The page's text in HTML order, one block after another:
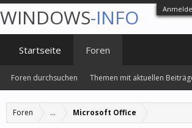
Foren ... Microsoft Office
WINDOWS-INFO
Startseite Foren
Foren durchsuchen Themen mit aktuellen